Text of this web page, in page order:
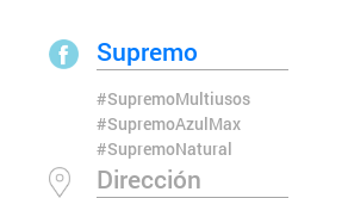
Supremo
#SupremoMultiusos
#SupremoAzulMax
#SupremoNatural
Dirección